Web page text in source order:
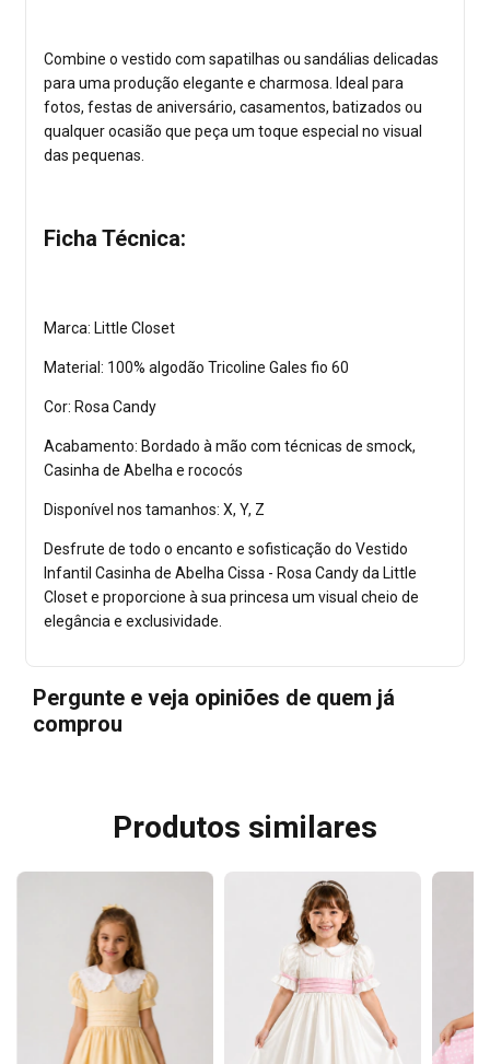
Combine o vestido com sapatilhas ou sandálias delicadas
para uma produção elegante e charmosa. Ideal para
fotos, festas de aniversário, casamentos, batizados ou
qualquer ocasião que peça um toque especial no visual
das pequenas.
Ficha Técnica:
Marca: Little Closet
Material: 100% algodão Tricoline Gales fio 60
Cor: Rosa Candy
Acabamento: Bordado à mão com técnicas de smock,
Casinha de Abelha e rococós
Disponível nos tamanhos: X, Y, Z
Desfrute de todo o encanto e sofisticação do Vestido
Infantil Casinha de Abelha Cissa - Rosa Candy da Little
Closet e proporcione à sua princesa um visual cheio de
elegância e exclusividade.
Pergunte e veja opiniões de quem já
comprou
Produtos similares